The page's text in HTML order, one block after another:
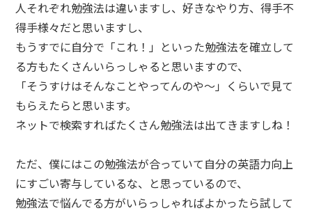
人それぞれ勉強法は違いますし、好きなやり方、得手不
得手様々だと思いますし、
もうすでに自分で「これ！」といった勉強法を確立して
る方もたくさんいらっしゃると思いますので、
「そうすけはそんなことやってんのや～」くらいで見て
もらえたらと思います。
ネットで検索すればたくさん勉強法は出てきますしね！
ただ、僕にはこの勉強法が合っていて自分の英語力向上
にすごい寄与しているな、と思っているので、
勉強法で悩んでる方がいらっしゃればよかったら試して